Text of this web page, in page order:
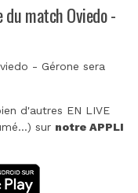
match Oviedo -
- Gérone sera
d'autres EN LIVE
sur notre APPLI